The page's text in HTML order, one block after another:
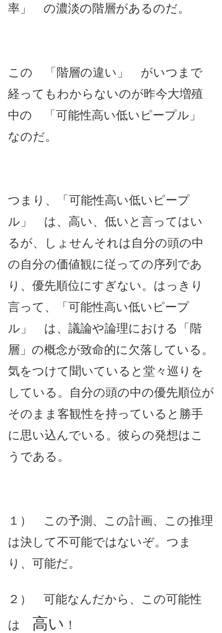
率」 の濃淡の階層があるのだ。
この 「階層の違い」 がいつまで
経ってもわからないのが昨今大増殖
中の 「可能性高い低いピープル」
なのだ。
つまり、「可能性高い低いピープ
ル」 は、高い、低いと言ってはい
るが、しょせんそれは自分の頭の中
の自分の価値観に従っての序列であ
り、優先順位にすぎない。はっきり
言って、「可能性高い低いピープ
ル」 は、議論や論理における「階
層」の概念が致命的に欠落している。
気をつけて聞いていると堂々巡りを
している。自分の頭の中の優先順位が
そのまま客観性を持っていると勝手
に思い込んでいる。彼らの発想はこ
うである。
１） この予測、この計画、この推理
は決して不可能ではないぞ。 つま
り、可能だ。
２） 可能なんだから、この可能性
は 高い ！